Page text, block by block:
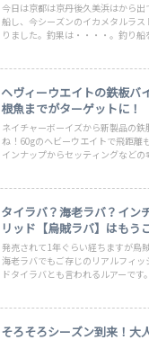
今日は京都は京丹後久美浜はから
船し、今シーズンのイカメタルラ
りました。釣果は・・・・。釣り船
ヘヴィーウエイトの鉄板バ
根魚までがターゲットに！
ネイチャーボーイズから新製品の
ね！60gのヘビーウエイトで飛距離
インナップからセッティングなどの
タイラバ？海老ラバ？イン
リッド【烏賊ラバ】はもう
発売されて1年ぐらい経ちますが烏
海老ラバでもご存じのリアルフィ
ドタイラバとも言われるルアーで
そろそろシーズン到来！大